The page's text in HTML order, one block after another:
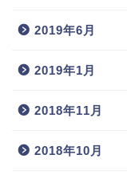
2019年6月
2019年1月
2018年11月
2018年10月